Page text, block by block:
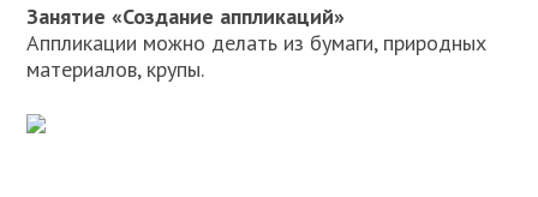
Занятие «Создание аппликаций»
Аппликации можно делать из бумаги, природных
материалов, крупы.